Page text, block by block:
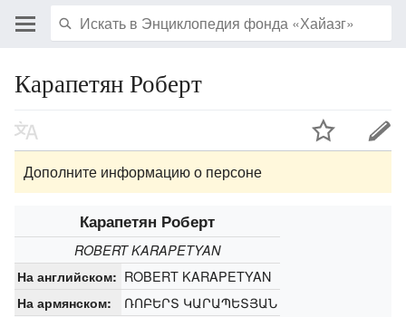
Карапетян Роберт
Дополните информацию о персоне
Карапетян Роберт
ROBERT KARAPETYAN
На английском: ROBERT KARAPETYAN
На армянском: ՌՈԲԵՐՏ ԿԱՐԱՊԵՏՅԱՆ